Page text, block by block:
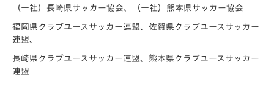
（一社）長崎県サッカー協会、（一社）熊本県サッカー協会
福岡県クラブユースサッカー連盟、佐賀県クラブユースサッカー
連盟、
長崎県クラブユースサッカー連盟、熊本県クラブユースサッカー
連盟